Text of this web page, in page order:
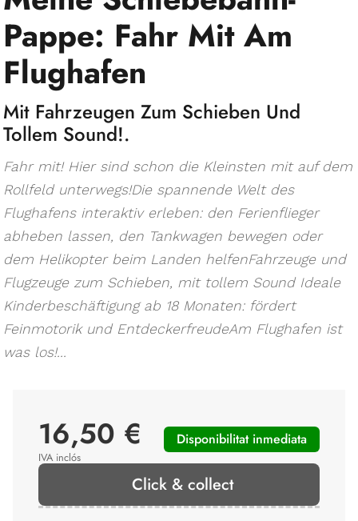
Pappe: Fahr Mit Am
Flughafen
Mit Fahrzeugen Zum Schieben Und
Tollem Sound!.
Fahr mit! Hier sind schon die Kleinsten mit auf dem
Rollfeld unterwegs!Die spannende Welt des
Flughafens interaktiv erleben: den Ferienflieger
abheben lassen, den Tankwagen bewegen oder
dem Helikopter beim Landen helfenFahrzeuge und
Flugzeuge zum Schieben, mit tollem Sound Ideale
Kinderbeschäftigung ab 18 Monaten: fördert
Feinmotorik und EntdeckerfreudeAm Flughafen ist
was los!...
16,50 €
IVA inclós
Disponibilitat inmediata
Click & collect